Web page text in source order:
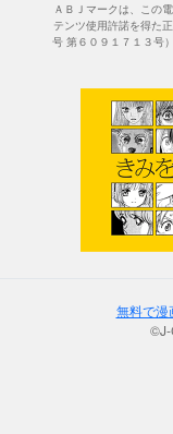
ＡＢＪマークは、この
テンツ使用許諾を得た
号 第６０９１７１３号
無料で漫
©J-